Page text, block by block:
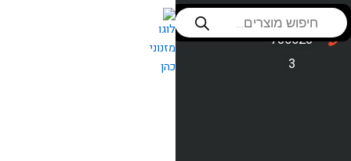
דילוג
לתוכן
053-
736623
3
שירות לקוחות
סניפים
Products
search